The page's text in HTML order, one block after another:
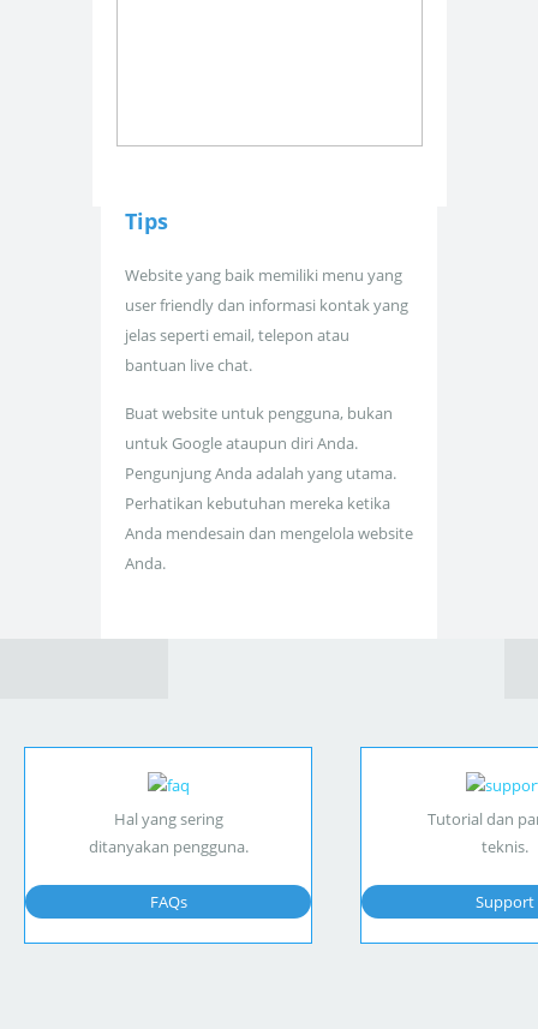
Tips
Website yang baik memiliki menu yang
user friendly dan informasi kontak yang
jelas seperti email, telepon atau
bantuan live chat.
Buat website untuk pengguna, bukan
untuk Google ataupun diri Anda.
Pengunjung Anda adalah yang utama.
Perhatikan kebutuhan mereka ketika
Anda mendesain dan mengelola website
Anda.
Hal yang sering
ditanyakan pengguna.
FAQs
Tutorial dan
teknis.
Support